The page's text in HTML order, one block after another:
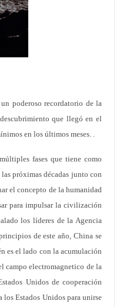
poderoso recordatorio de la
que llegó en el
en los últimos meses. .
fases que tiene como
próximas décadas junto con
el concepto de la humanidad
para impulsar la civilización
los líderes de la Agencia
de este año, China se
es el lado con la acumulación
campo electromagnetico de la
Unidos de cooperación
Estados Unidos para unirse